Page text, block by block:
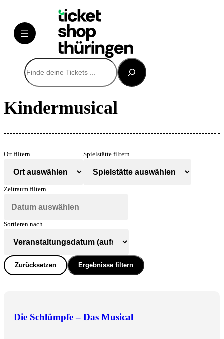
Suchen
Kindermusical
Ort filtern Spielstätte filtern
Zeitraum filtern
Sortieren nach
Zurücksetzen Ergebnisse filtern
Die Schlümpfe – Das Musical